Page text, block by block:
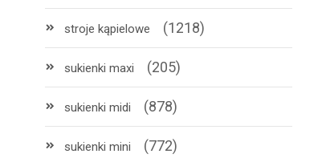
stroje kąpielowe (1218)
sukienki maxi (205)
sukienki midi (878)
sukienki mini (772)